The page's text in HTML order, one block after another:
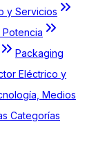
y Servicios
Potencia
Packaging
Eléctrico y
Medios
Categorías